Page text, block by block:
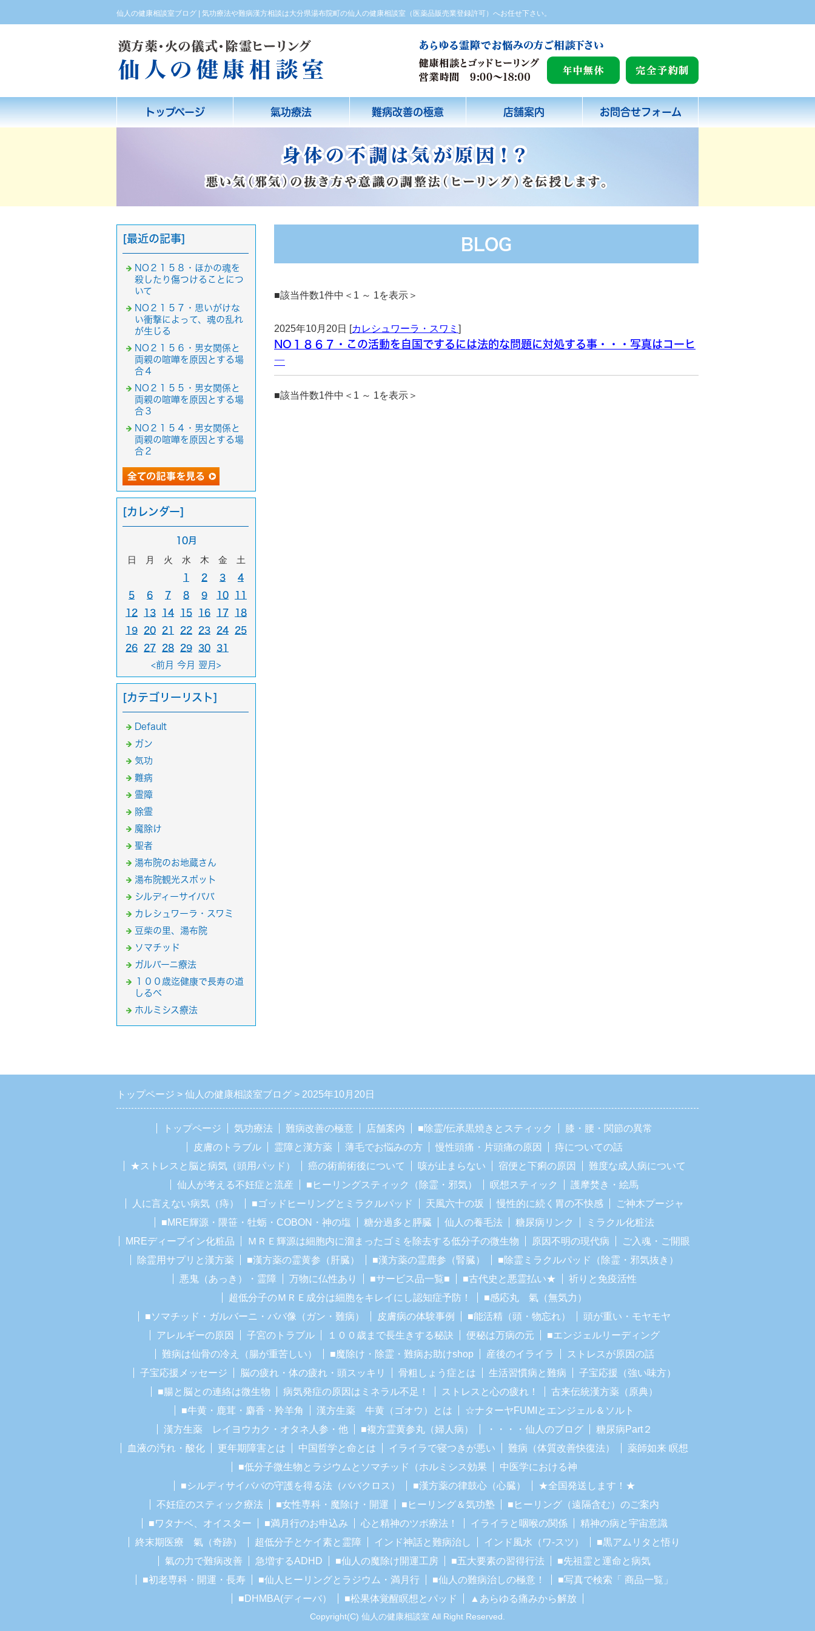
仙人の健康相談室ブログ | 気功療法や難病漢方相談は大分県湯布院町の仙人の健康相談室（医薬品販売業登録許可）へお任せ下さい。
トップページ 氣功療法 難病改善の極意 店舗案内 お問合せフォーム
BLOG
■該当件数1件中＜1 ～ 1を表示＞
2025年10月20日 [カレシュワーラ・スワミ ]
NO１８６７・この活動を自国でするには法的な問題に対処する事・・・写真はコーヒ
―
■該当件数1件中＜1 ～ 1を表示＞
[最近の記事]
NO２１５８・ほかの魂を
殺したり傷つけることにつ
いて
NO２１５７・思いがけな
い衝撃によって、魂の乱れ
が生じる
NO２１５６・男女関係と
両親の喧嘩を原因とする場
合４
NO２１５５・男女関係と
両親の喧嘩を原因とする場
合３
NO２１５４・男女関係と
両親の喧嘩を原因とする場
合２
[カレンダー]
10月
日 月 火 水 木 金 土
1 2 3
4
5
6 7 8 9 10
11
12
13 14 15 16 17
18
19
20 21 22 23 24
25
26
27 28 29 30
31
<前月 今月 翌月>
[カテゴリーリスト]
Default
ガン
気功
難病
霊障
除霊
魔除け
聖者
湯布院のお地蔵さん
湯布院観光スポット
シルディーサイババ
カレシュワーラ・スワミ
豆柴の里、湯布院
ソマチッド
ガルバーニ療法
１００歳迄健康で長寿の道
しるべ
ホルミシス療法
トップページ 仙人の健康相談室ブログ 2025年10月20日
トップページ 気功療法 難病改善の極意 店舗案内 ■除霊/伝承黒焼きとスティック
膝・腰・関節の異常
皮膚のトラブル
霊障と漢方薬 薄毛でお悩みの方 慢性頭痛・片頭痛の原因
痔についての話
★ストレスと脳と病気（頭用パッド）
癌の術前術後について 咳が止まらない 宿便と下痢の原因
難度な成人病について
仙人が考える不妊症と流産
■ヒーリングスティック（除霊・邪気） 瞑想スティック
護摩焚き・絵馬
人に言えない病気（痔）
■ゴッドヒーリングとミラクルパッド 天風六十の坂 慢性的に続く胃の不快感
ご神木プージャ
■MRE輝源・隈笹・牡蛎・COBON・神の塩
糖分過多と膵臓 仙人の養毛法 糖尿病リンク
ミラクル化粧法
MREディープイン化粧品
ＭＲＥ輝源は細胞内に溜まったゴミを除去する低分子の微生物 原因不明の現代病
ご入魂・ご開眼
除霊用サプリと漢方薬
■漢方薬の霊黄参（肝臓） ■漢方薬の霊鹿参（腎臓）
■除霊ミラクルパッド（除霊・邪気抜き）
悪鬼（あっき）・霊障
万物に仏性あり ■サービス品一覧■ ■古代史と悪霊払い★
祈りと免疫活性
超低分子のＭＲＥ成分は細胞をキレイにし認知症予防！
■感応丸 氣（無気力）
■ソマチッド・ガルバーニ・ババ像（ガン・難病）
皮膚病の体験事例 ■能活精（頭・物忘れ）
頭が重い・モヤモヤ
アレルギーの原因
子宮のトラブル １００歳まで長生きする秘訣 便秘は万病の元
■エンジェルリーディング
難病は仙骨の冷え（腸が重苦しい）
■魔除け・除霊・難病お助けshop 産後のイライラ
ストレスが原因の話
子宝応援メッセージ
脳の疲れ・体の疲れ・頭スッキリ 骨粗しょう症とは 生活習慣病と難病
子宝応援（強い味方）
■腸と脳との連絡は微生物
病気発症の原因はミネラル不足！ ストレスと心の疲れ！
古来伝統漢方薬（原典）
■牛黄・鹿茸・麝香・羚羊角
漢方生薬 牛黄（ゴオウ）とは
☆ナターヤFUMIとエンジェル＆ソルト
漢方生薬 レイヨウカク・オタネ人参・他
■複方霊黄参丸（婦人病） ・・・・仙人のブログ
糖尿病Part２
血液の汚れ・酸化
更年期障害とは 中国哲学と命とは イライラで寝つきが悪い 難病（体質改善快復法）
薬師如来 瞑想
■低分子微生物とラジウムとソマチッド（ホルミシス効果
中医学における神
■シルディサイババの守護を得る法（ババクロス）
■漢方薬の律鼓心（心臓）
★全国発送します！★
不妊症のスティック療法
■女性専科・魔除け・開運 ■ヒーリング＆気功塾
■ヒーリング（遠隔含む）のご案内
■ワタナベ、オイスター
■満月行のお申込み 心と精神のツボ療法！ イライラと咽喉の関係
精神の病と宇宙意識
終末期医療 氣（奇跡）
超低分子とケイ素と霊障 インド神話と難病治し インド風水（ワ-スツ）
■黒アムリタと悟り
氣の力で難病改善
急増するADHD ■仙人の魔除け開運工房 ■五大要素の習得行法
■先祖霊と運命と病気
■初老専科・開運・長寿
■仙人ヒーリングとラジウム・満月行 ■仙人の難病治しの極意！
■写真で検索「 商品一覧」
■DHMBA(ディーバ）
■松果体覚醒瞑想とパッド ▲あらゆる痛みから解放
Copyright(C) 仙人の健康相談室 All Right Reserved.